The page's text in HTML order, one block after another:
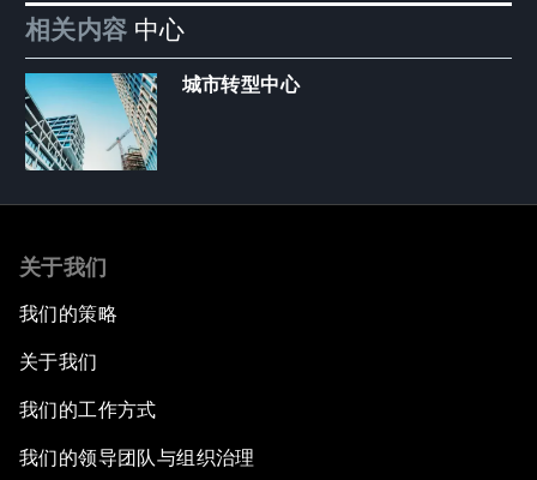
相关内容 中心
城市转型中心
关于我们
我们的策略
关于我们
我们的工作方式
我们的领导团队与组织治理